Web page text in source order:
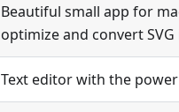
Beautiful small app for
optimize and convert SVG
Text editor with the